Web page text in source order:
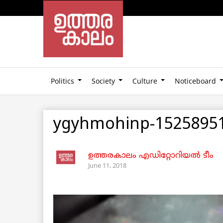
Politics Society Culture Noticeboard
ygyhmohinp-
ഉത്തരകാലം എഡിറ്റോറിയല്‍ ടീം
June 11, 2018